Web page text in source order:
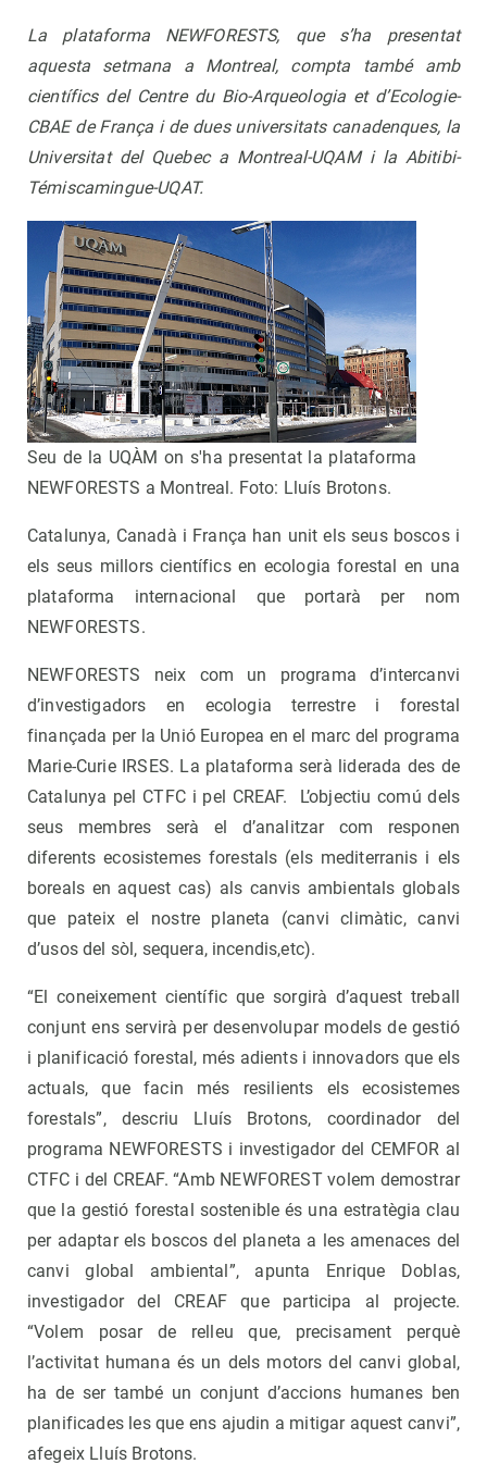
La plataforma NEWFORESTS, que s’ha presentat
aquesta setmana a Montreal, compta també amb
científics del Centre du Bio-Arqueologia et d’Ecologie-
CBAE de França i de dues universitats canadenques, la
Universitat del Quebec a Montreal-UQAM i la Abitibi-
Témiscamingue-UQAT.
Seu de la UQÀM on s'ha presentat la plataforma
NEWFORESTS a Montreal. Foto: Lluís Brotons.
Catalunya, Canadà i França han unit els seus boscos i
els seus millors científics en ecologia forestal en una
plataforma internacional que portarà per nom
NEWFORESTS.
NEWFORESTS neix com un programa d’intercanvi
d’investigadors en ecologia terrestre i forestal
finançada per la Unió Europea en el marc del programa
Marie-Curie IRSES. La plataforma serà liderada des de
Catalunya pel CTFC i pel CREAF. L’objectiu comú dels
seus membres serà el d’analitzar com responen
diferents ecosistemes forestals (els mediterranis i els
boreals en aquest cas) als canvis ambientals globals
que pateix el nostre planeta (canvi climàtic, canvi
d’usos del sòl, sequera, incendis,etc).
“El coneixement científic que sorgirà d’aquest treball
conjunt ens servirà per desenvolupar models de gestió
i planificació forestal, més adients i innovadors que els
actuals, que facin més resilients els ecosistemes
forestals”, descriu Lluís Brotons, coordinador del
programa NEWFORESTS i investigador del CEMFOR al
CTFC i del CREAF. “Amb NEWFOREST volem demostrar
que la gestió forestal sostenible és una estratègia clau
per adaptar els boscos del planeta a les amenaces del
canvi global ambiental”, apunta Enrique Doblas,
investigador del CREAF que participa al projecte.
“Volem posar de relleu que, precisament perquè
l’activitat humana és un dels motors del canvi global,
ha de ser també un conjunt d’accions humanes ben
planificades les que ens ajudin a mitigar aquest canvi”,
afegeix Lluís Brotons.